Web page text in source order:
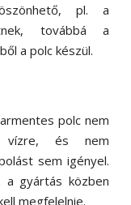
pl. a
továbbá a
a polc készül.
polc nem
vízre, és nem
sem igényel.
a gyártás közben
megfelelnie.